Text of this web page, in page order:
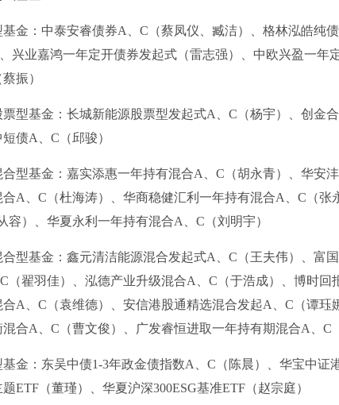
金：中泰安睿债券A、C（蔡凤仪、臧洁）、格林泓皓纯
兴业嘉鸿一年定开债券发起式（雷志强）、中欧兴盈一年
振）
票型基金：长城新能源股票型发起式A、C（杨宇）、创金
债A、C（邱骏）
合型基金：嘉实添惠一年持有混合A、C（胡永青）、华安
A、C（杜海涛）、华商稳健汇利一年持有混合A、C（张
容）、华夏永利一年持有混合A、C（刘明宇）
合型基金：鑫元清洁能源混合发起式A、C（王夫伟）、富
（翟羽佳）、泓德产业升级混合A、C（于浩成）、博时
合A、C（袁维德）、安信港股通精选混合发起A、C（谭珏
混合A、C（曹文俊）、广发睿恒进取一年持有期混合A、C
基金：东吴中债1-3年政金债指数A、C（陈晨）、华宝中证
ETF（董瑾）、华夏沪深300ESG基准ETF（赵宗庭）